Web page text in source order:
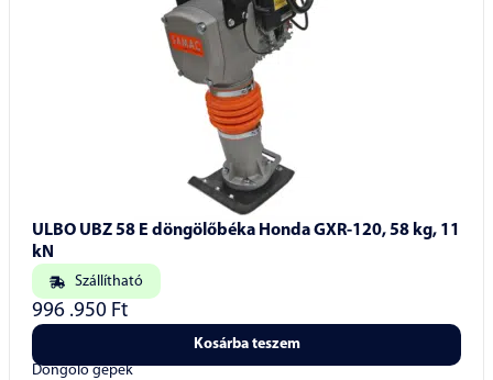
ULBO UBZ 58 E döngölőbéka Honda GXR-120, 58 kg, 11
kN
Szállítható
996 .950 Ft
Kosárba teszem
Döngölő gépek